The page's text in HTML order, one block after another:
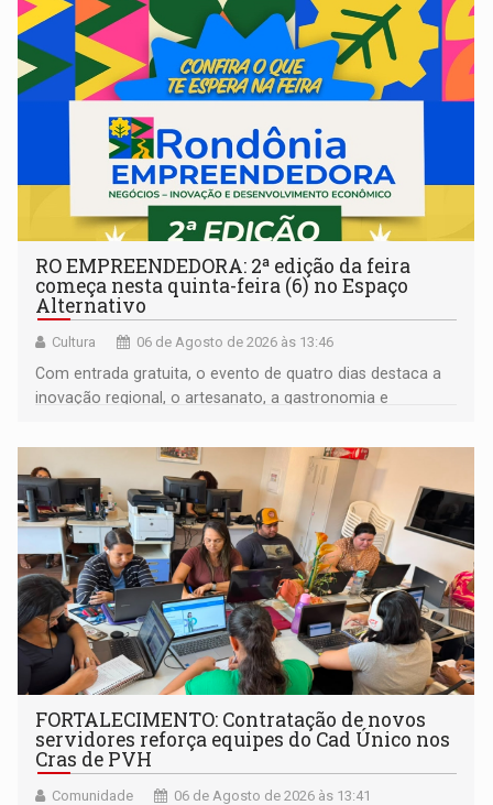
RO EMPREENDEDORA: 2ª edição da feira
começa nesta quinta-feira (6) no Espaço
Alternativo
Cultura 06 de Agosto de 2026 às 13:46
Com entrada gratuita, o evento de quatro dias destaca a
inovação regional, o artesanato, a gastronomia e
FORTALECIMENTO: Contratação de novos
servidores reforça equipes do Cad Único nos
Cras de PVH
Comunidade 06 de Agosto de 2026 às 13:41